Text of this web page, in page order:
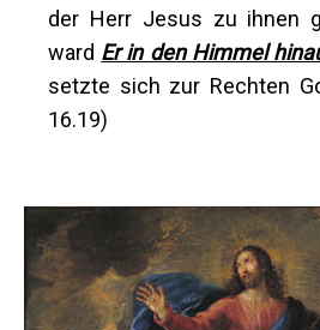
der Herr Jesus zu ihnen
ward Er in den Himmel
setzte sich zur Rechten
16.19)